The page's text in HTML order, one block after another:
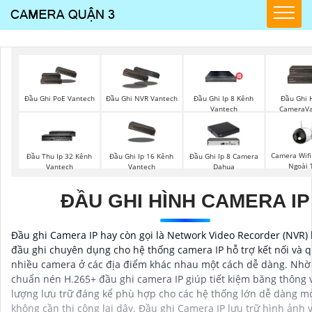
Đầu Ghi PoE Vantech Đầu Ghi NVR Vantech
Đầu Ghi Ip 8 Kênh
Vantech
Đầu Ghi
Đầu Thu Ip 32 Kênh
Vantech
Đầu Ghi Ip 16 Kênh
Vantech
Đầu Ghi Ip 8 Camera
Dahua
Camera
Ngoài
ĐẦU GHI HÌNH CAMERA IP
Đầu ghi Camera IP hay còn gọi là Network Video Recorder (NVR)
đầu ghi chuyên dụng cho hệ thống camera IP hỗ trợ kết nối và
nhiều camera ở các địa điểm khác nhau một cách dễ dàng.
chuẩn nén H.265+ đầu ghi camera IP giúp tiết kiệm băng thông
lượng lưu trữ đáng kể phù hợp cho các hệ thống lớn dễ dàng
không cần thi công lại dây. Đầu ghi Camera IP lưu trữ hình ảnh